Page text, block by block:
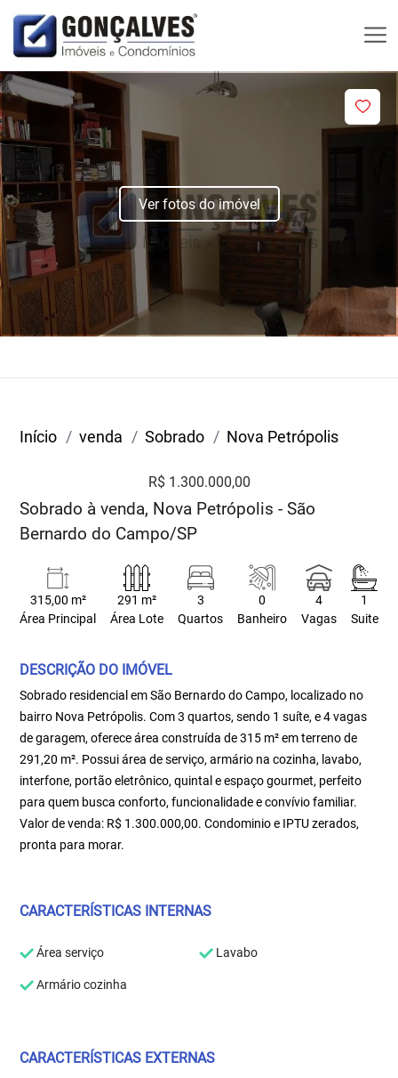
Ver fotos do imóvel
Início venda Sobrado Nova Petrópolis
R$ 1.300.000,00
Sobrado à venda, Nova Petrópolis - São
Bernardo do Campo/SP
315,00 m²
Área Principal
291 m²
Área Lote
3
Quartos
0
Banheiro
4
Vagas
1
Suite
DESCRIÇÃO DO IMÓVEL
Sobrado residencial em São Bernardo do Campo, localizado no
bairro Nova Petrópolis. Com 3 quartos, sendo 1 suíte, e 4 vagas
de garagem, oferece área construída de 315 m² em terreno de
291,20 m². Possui área de serviço, armário na cozinha, lavabo,
interfone, portão eletrônico, quintal e espaço gourmet, perfeito
para quem busca conforto, funcionalidade e convívio familiar.
Valor de venda: R$ 1.300.000,00. Condominio e IPTU zerados,
pronta para morar.
CARACTERÍSTICAS INTERNAS
Área serviço Lavabo
Armário cozinha
CARACTERÍSTICAS EXTERNAS